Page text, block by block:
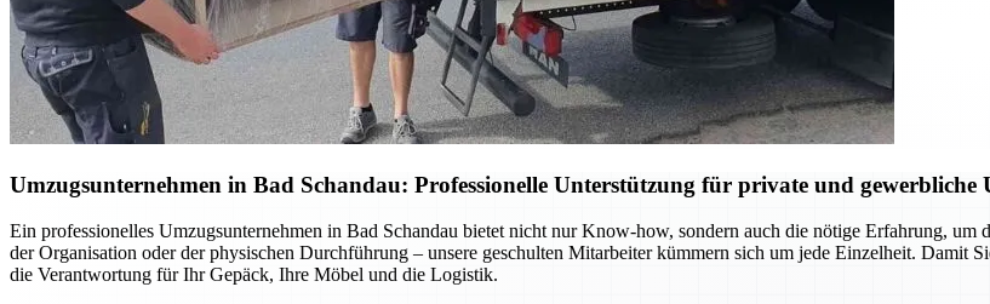
Umzugsunternehmen in Bad Schandau: Professionelle Unterstützung für private und gewerbliche
Ein professionelles Umzugsunternehmen in Bad Schandau bietet nicht nur Know-how, sondern auch die nötige Erfahrung, um
der Organisation oder der physischen Durchführung – unsere geschulten Mitarbeiter kümmern sich um jede Einzelheit. Damit
die Verantwortung für Ihr Gepäck, Ihre Möbel und die Logistik.